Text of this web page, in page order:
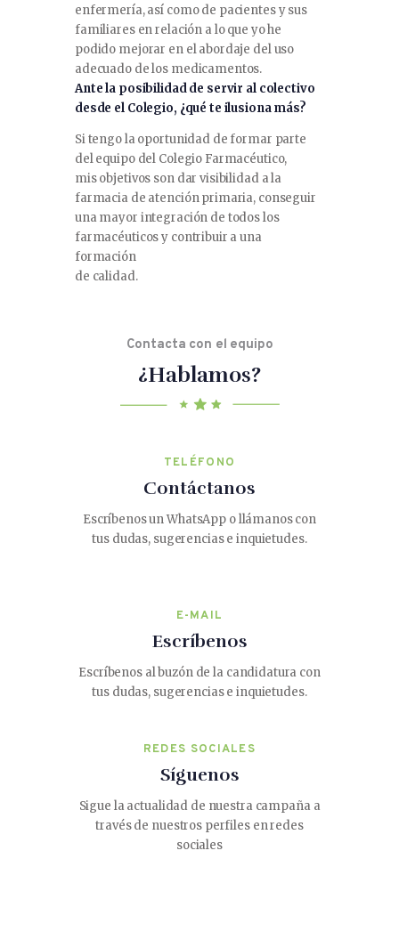
enfermería, así como de pacientes y sus
familiares en relación a lo que yo he
podido mejorar en el abordaje del uso
adecuado de los medicamentos.
Ante la posibilidad de servir al colectivo
desde el Colegio, ¿qué te ilusiona más?
Si tengo la oportunidad de formar parte
del equipo del Colegio Farmacéutico,
mis objetivos son dar visibilidad a la
farmacia de atención primaria, conseguir
una mayor integración de todos los
farmacéuticos y contribuir a una
formación
de calidad.
Contacta con el equipo
¿Hablamos?
TELÉFONO
Contáctanos
Escríbenos un WhatsApp o llámanos con
tus dudas, sugerencias e inquietudes.
E-MAIL
Escríbenos
Escríbenos al buzón de la candidatura con
tus dudas, sugerencias e inquietudes.
REDES SOCIALES
Síguenos
Sigue la actualidad de nuestra campaña a
través de nuestros perfiles en redes
sociales